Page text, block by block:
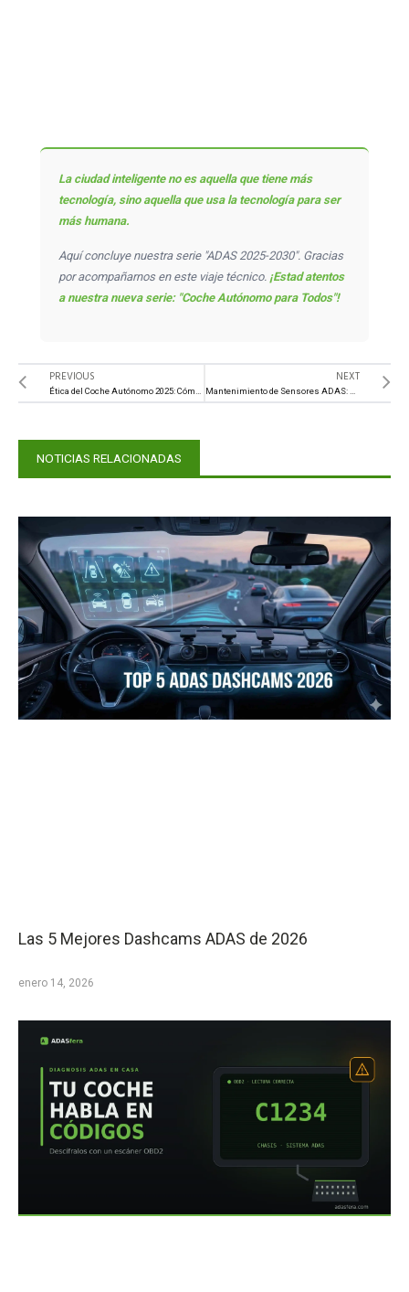
La ciudad inteligente no es aquella que tiene más
tecnología, sino aquella que usa la tecnología para ser
más humana.
Aquí concluye nuestra serie "ADAS 2025-2030". Gracias
por acompañarnos en este viaje técnico. ¡Estad atentos
a nuestra nueva serie: "Coche Autónomo para Todos"!
AntPREVIOUS
Ética del Coche Autónomo 2025: Cómo decide la IA
NEXT
Mantenimiento de Sensores ADAS: Guía de Limpieza y Cuidados
NOTICIAS RELACIONADAS
Las 5 Mejores Dashcams ADAS de 2026
enero 14, 2026